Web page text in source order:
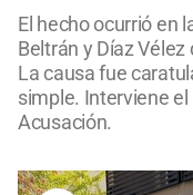
El hecho ocurrió en
Beltrán y Díaz
La causa fue
simple. Interviene
Acusación.